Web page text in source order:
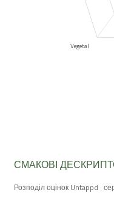
Vegetal
СМАКОВІ
Розподіл оцінок Untappd ·